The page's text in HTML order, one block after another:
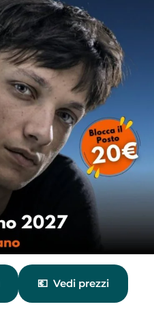
Vedi prezzi